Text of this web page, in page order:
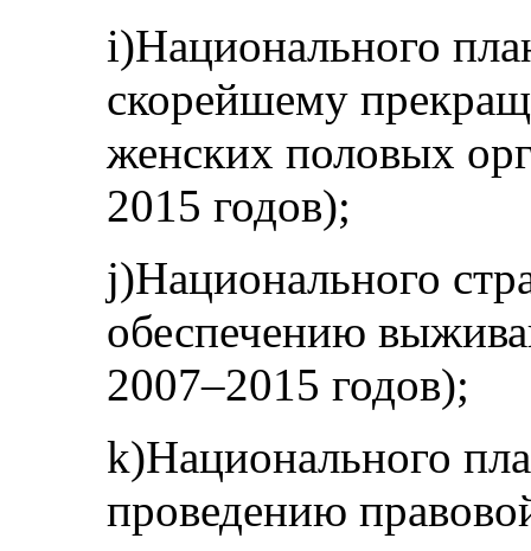
i)Национального
скорейшему
женских половых
2015 годов);
j)Национального
обеспечению
2007–2015 годов);
k)Национального
проведению